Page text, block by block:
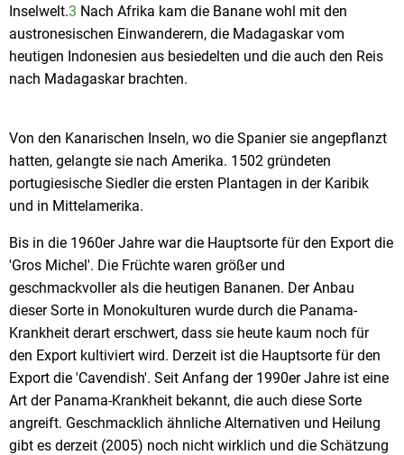
Inselwelt.3 Nach Afrika kam die Banane wohl mit den
austronesischen Einwanderern, die Madagaskar vom
heutigen Indonesien aus besiedelten und die auch den Reis
nach Madagaskar brachten.
Von den Kanarischen Inseln, wo die Spanier sie angepflanzt
hatten, gelangte sie nach Amerika. 1502 gründeten
portugiesische Siedler die ersten Plantagen in der Karibik
und in Mittelamerika.
Bis in die 1960er Jahre war die Hauptsorte für den Export die
'Gros Michel'. Die Früchte waren größer und
geschmackvoller als die heutigen Bananen. Der Anbau
dieser Sorte in Monokulturen wurde durch die Panama-
Krankheit derart erschwert, dass sie heute kaum noch für
den Export kultiviert wird. Derzeit ist die Hauptsorte für den
Export die 'Cavendish'. Seit Anfang der 1990er Jahre ist eine
Art der Panama-Krankheit bekannt, die auch diese Sorte
angreift. Geschmacklich ähnliche Alternativen und Heilung
gibt es derzeit (2005) noch nicht wirklich und die Schätzung